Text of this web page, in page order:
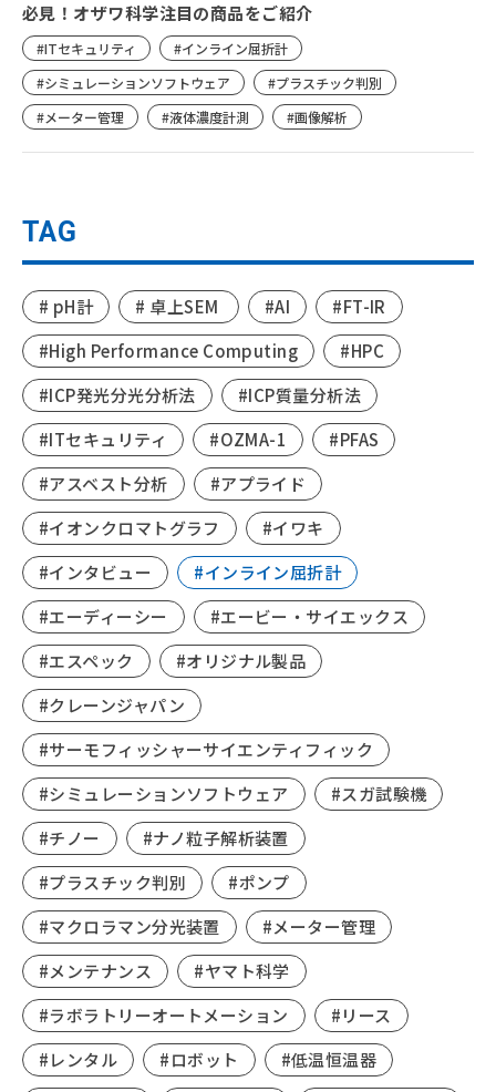
必見！オザワ科学注目の商品をご紹介
#ITセキュリティ
#インライン屈折計
#シミュレーションソフトウェア
#プラスチック判別
#メーター管理
#液体濃度計測 #画像解析
TAG
# pH計 # 卓上SEM #AI
#FT-IR
#High Performance Computing
#HPC
#ICP発光分光分析法
#ICP質量分析法
#ITセキュリティ
#OZMA-1
#PFAS
#アスベスト分析
#アプライド
#イオンクロマトグラフ
#イワキ
#インタビュー
#インライン屈折計
#エーディーシー
#エービー・サイエックス
#エスペック
#オリジナル製品
#クレーンジャパン
#サーモフィッシャーサイエンティフィック
#シミュレーションソフトウェア
#スガ試験機
#チノー
#ナノ粒子解析装置
#プラスチック判別
#ポンプ
#マクロラマン分光装置
#メーター管理
#メンテナンス
#ヤマト科学
#ラボラトリーオートメーション
#リース
#レンタル
#ロボット #低温恒温器